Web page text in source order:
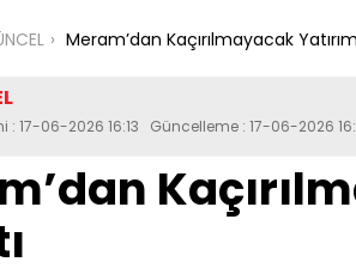
Meram’dan Kaçırılmayacak Yatırım
: 17-06-2026 16:13 Güncelleme : 17-06-2026